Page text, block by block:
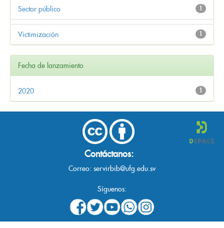
1
Sector público
1
Victimización
Fecha de lanzamiento
1
2020
Contáctanos:
Correo: servirbib@ufg.edu.sv
Síguenos: